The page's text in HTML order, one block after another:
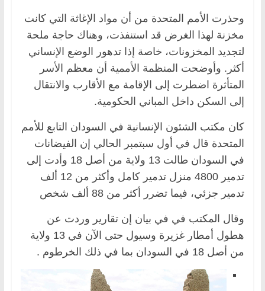
وحذرت الأمم المتحدة من أن مواد الإغاثة التي كانت
مخزنة لهذا الغرض قد استنفذت، وهناك حاجة ملحة
لتجديد المخزونات، خاصة إذا تدهور الوضع الإنساني
أكثر. وأوضحت المنظمة الأممية أن معظم الأسر
المتأثرة اضطرت إلى الإقامة مع الأقارب والانتقال
إلى السكن داخل المباني الحكومية.
كان مكتب الشئون الإنسانية في السودان التابع للأمم
المتحدة قال في أول سبتمبر الحالي إن الفيضانات
في السودان طالت 13 ولاية من أصل 18 وأدت إلى
تدمير 4800 منزل تدمير كامل وأكثر من 12 ألف
تدمير جزئي، فيما تضرر أكثر من 88 ألف شخص
وقال المكتب في في بيان إن تقارير وردت عن
هطول أمطار غزيرة وسيول حتى الآن في 13 ولاية
من أصل 18 في السودان بما في ذلك الخرطوم .